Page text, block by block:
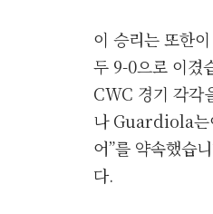
이 승리는 또한
두 9-0으로 이겼
CWC 경기 각각
나 Guardiola는
어”를 약속했습
다.